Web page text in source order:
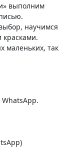
выполним
научимся
красками.
маленьких, так
WhatsApp.